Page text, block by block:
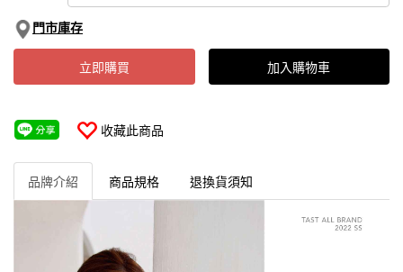
門市庫存
立即購買 加入購物車
收藏此商品
品牌介紹 商品規格 退換貨須知